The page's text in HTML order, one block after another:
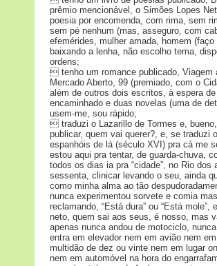
prêmio mencionável, o Simões Lopes
poesia por encomenda, com rima, sem
sem pé nenhum (mas, asseguro, com
efemérides, mulher amada, homem
baixando a lenha, não escolho tema,
ordens;
 tenho um romance publicado, Viagem
Mercado Aberto, 99 (premiado, com o
além de outros dois escritos, à espera
encaminhado e duas novelas (uma de
usem-me, sou rápido;
 traduzi o Lazarillo de Tormes e,
publicar, quem vai querer?, e, se traduzi
espanhóis de lá (século XVI) pra cá me
estou aqui pra tentar, de guarda-chuva,
todos os dias ia pra “cidade”, no Rio dos
sessenta, clinicar levando o seu, ainda
como minha alma ao tão
nunca experimentou sorvete e comia
reclamando, “Está dura” ou “Está mole”,
neto, quem sai aos seus, é nosso, mas
apenas nunca andou de motociclo,
entra em elevador nem em avião nem
multidão de dez ou vinte nem em lugar
nem em automóvel na hora do